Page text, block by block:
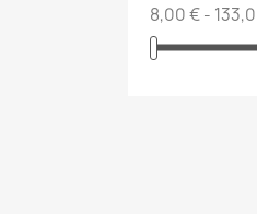
8,00 € -